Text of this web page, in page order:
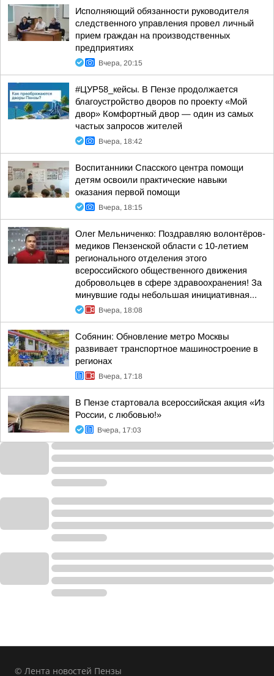
Исполняющий обязанности руководителя
следственного управления провел личный
прием граждан на производственных
предприятиях
Вчера, 20:15
#ЦУР58_кейсы. В Пензе продолжается
благоустройство дворов по проекту «Мой
двор» Комфортный двор — один из самых
частых запросов жителей
Вчера, 18:42
Воспитанники Спасского центра помощи
детям освоили практические навыки
оказания первой помощи
Вчера, 18:15
Олег Мельниченко: Поздравляю волонтёров-
медиков Пензенской области с 10-летием
регионального отделения этого
всероссийского общественного движения
добровольцев в сфере здравоохранения! За
минувшие годы небольшая инициативная...
Вчера, 18:08
Собянин: Обновление метро Москвы
развивает транспортное машиностроение в
регионах
Вчера, 17:18
В Пензе стартовала всероссийская акция «Из
России, с любовью!»
Вчера, 17:03
© Лента новостей Пензы